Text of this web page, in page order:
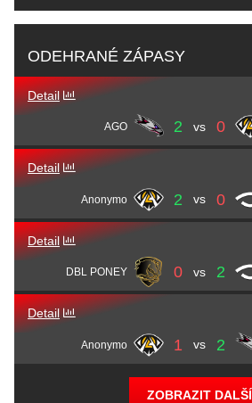
NicolasKeozDgus
KubaMarkosMarkowski
TomaszphrWójcik
EnginngiNKor
EfekanS3NSEYTopaloglu
CanerSoulfly
JoseffaveNBaumann
Markokressy Đorđević
Fritzslaxz-
Steensborg
ODEHRANÉ ZÁPASY
Detail
AGO 2 vs 0
Detail
Anonymo 2 vs 0
Detail
DBL PONEY 0 vs 2
Detail
Anonymo 1 vs 2
ZOBRAZIT DALŠÍ